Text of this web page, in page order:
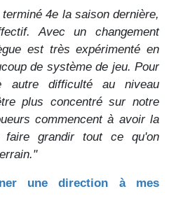
4e la saison dernière,
Avec un changement
est très expérimenté en
de système de jeu. Pour
autre difficulté au niveau
plus concentré sur notre
commencent à avoir la
faire grandir tout ce qu'on
une direction à mes